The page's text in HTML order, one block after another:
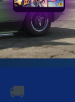
🚚